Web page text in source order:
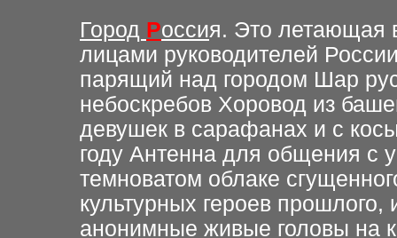
Город Россия. Это летающая
лицами руководителей
парящий над городом Шар
небоскребов Хоровод из
девушек в сарафанах и с
году Антенна для общения с
темноватом облаке
культурных героев
анонимные живые головы на